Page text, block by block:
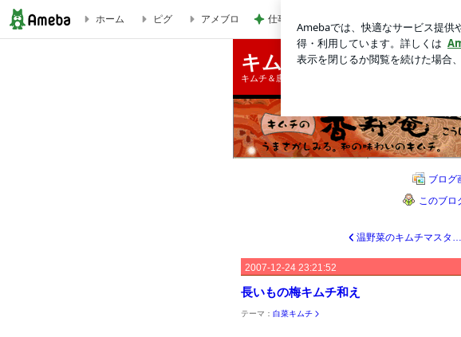
ホーム ピグ アメブロ 仕事のミスで悩まされた末期な症状
キムチ料理レシピ
キムチ＆唐辛子ふりかけで楽しくお料理！キムチのあ
ブログ
このブロ
温野菜のキムチマスタードサラダ
2007-12-24 23:21:52
長いもの梅キムチ和え
テーマ： 白菜キムチ